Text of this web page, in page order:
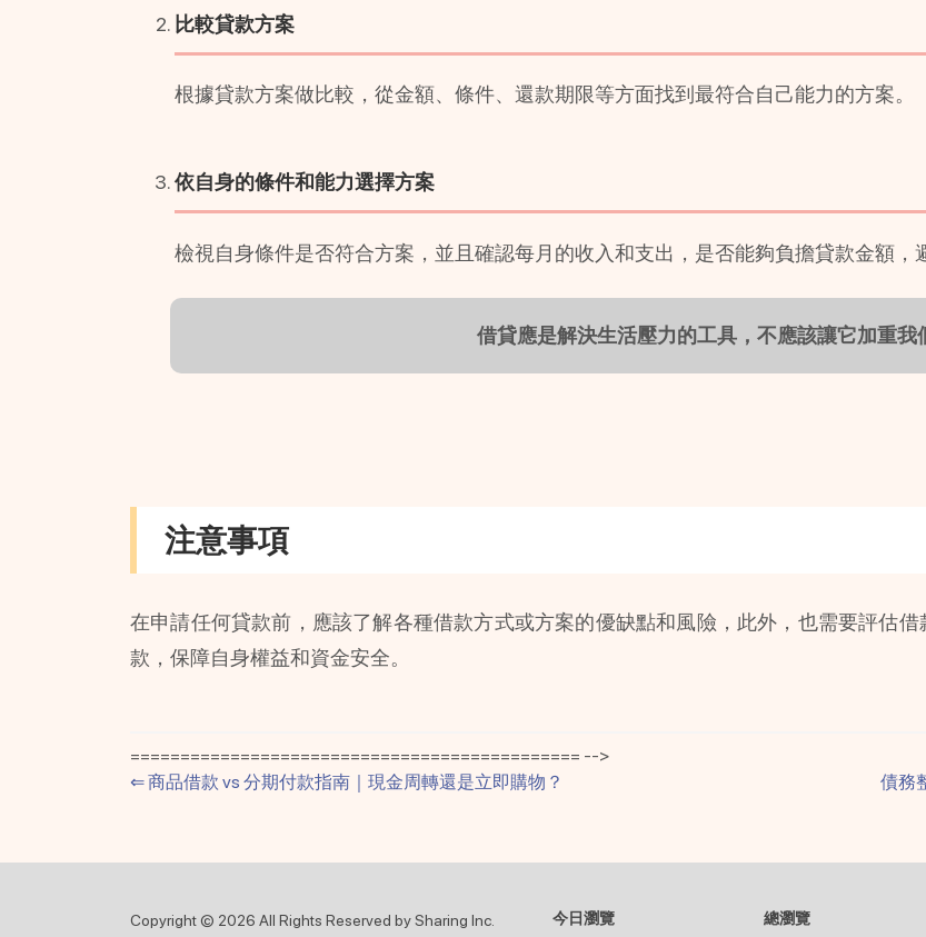
比較貸款方案
根據貸款方案做比較，從金額、條件、還款期限等方面找到最符合自己能力的方案。
依自身的條件和能力選擇方案
檢視自身條件是否符合方案，並且確認每月的收入和支出，是否能夠負擔貸款金額，
借貸應是解決生活壓力的工具，不應該讓它加重我
注意事項
在申請任何貸款前，應該了解各種借款方式或方案的優缺點和風險，此外，也需要評估
款，保障自身權益和資金安全。
============================================= -->
⇐商品借款 vs 分期付款指南｜現金周轉還是立即購物？ 債務
Copyright © 2026 All Rights Reserved by Sharing Inc. 今日瀏覽 總瀏覽